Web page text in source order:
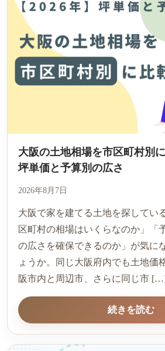
大阪の土地相場を市区町村別に
坪単価と予算別の広さ
2026年8月7日
大阪で家を建てる土地を探してい
区町村の相場はいくらなのか」「
の広さを確保できるのか」が気に
ょうか。同じ大阪府内でも土地価
阪市内と周辺市、さらに同じ市
続きを読む